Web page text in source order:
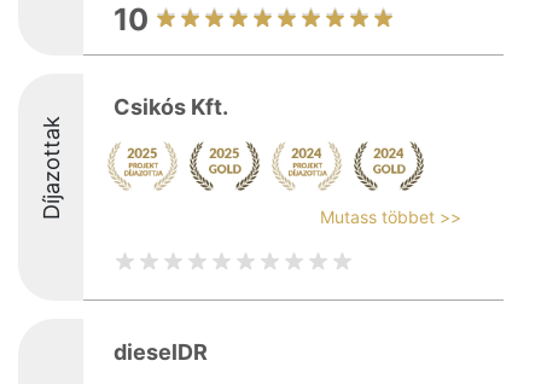
10
Díjazottak
Csikós Kft.
Mutass többet >>
dieselDR